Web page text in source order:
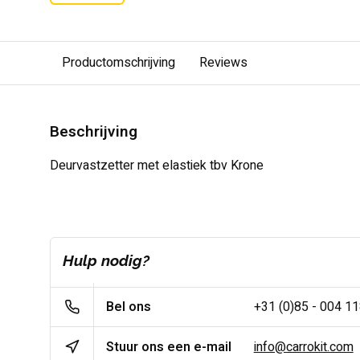
Productomschrijving Reviews
Beschrijving
Deurvastzetter met elastiek tbv Krone
Hulp nodig?
Bel ons +31 (0)85 - 004
Stuur ons een e-mail info@carrokit.com